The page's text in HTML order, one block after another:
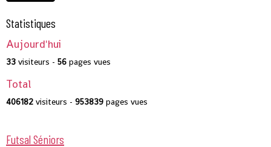
Statistiques
Aujourd'hui
33 visiteurs - 56 pages vues
Total
406182 visiteurs - 953839 pages vues
Futsal Séniors